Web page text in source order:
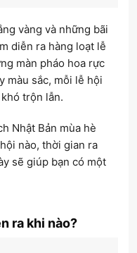
vàng và những bãi
diễn ra hàng loạt lễ
màn pháo hoa rực
màu sắc, mỗi lễ hội
trộn lẫn.
Nhật Bản mùa hè
nào, thời gian ra
sẽ giúp bạn có một
ra khi nào?